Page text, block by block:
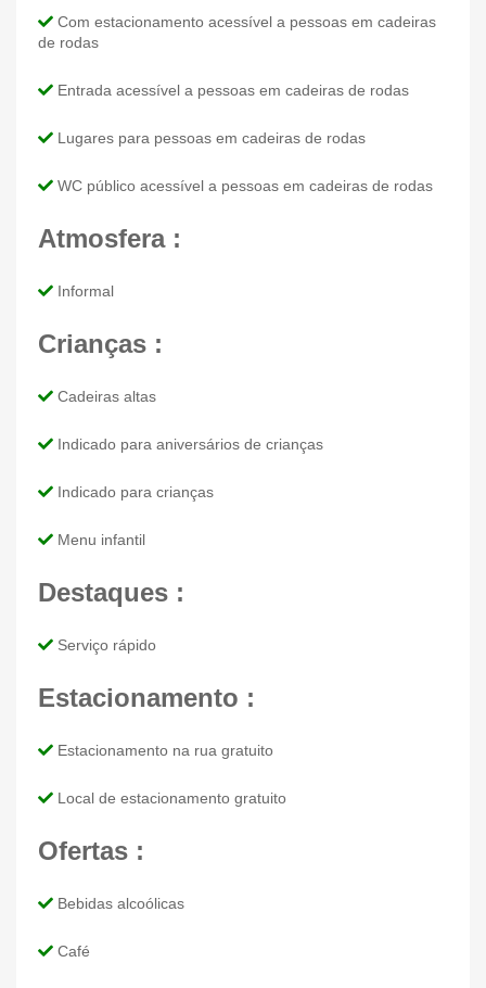
Com estacionamento acessível a pessoas em cadeiras
de rodas
Entrada acessível a pessoas em cadeiras de rodas
Lugares para pessoas em cadeiras de rodas
WC público acessível a pessoas em cadeiras de rodas
Atmosfera :
Informal
Crianças :
Cadeiras altas
Indicado para aniversários de crianças
Indicado para crianças
Menu infantil
Destaques :
Serviço rápido
Estacionamento :
Estacionamento na rua gratuito
Local de estacionamento gratuito
Ofertas :
Bebidas alcoólicas
Café